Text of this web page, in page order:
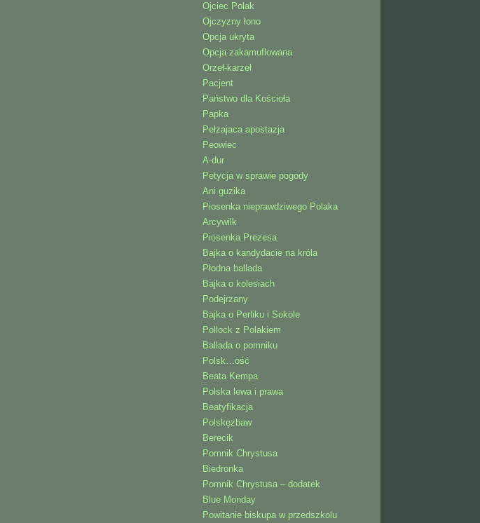
Ojciec Polak
Ojczyzny łono
Opcja ukryta
Opcja zakamuflowana
Orzeł-karzeł
Pacjent
Państwo dla Kościoła
Papka
Pełzajaca apostazja
Peowiec
A-dur
Petycja w sprawie pogody
Ani guzika
Piosenka nieprawdziwego Polaka
Arcywilk
Piosenka Prezesa
Bajka o kandydacie na króla
Płodna ballada
Bajka o kolesiach
Podejrzany
Bajka o Perliku i Sokole
Pollock z Polakiem
Ballada o pomniku
Polsk…ość
Beata Kempa
Polska lewa i prawa
Beatyfikacja
Polskęzbaw
Berecik
Pomnik Chrystusa
Biedronka
Pomnik Chrystusa – dodatek
Blue Monday
Powitanie biskupa w przedszkolu